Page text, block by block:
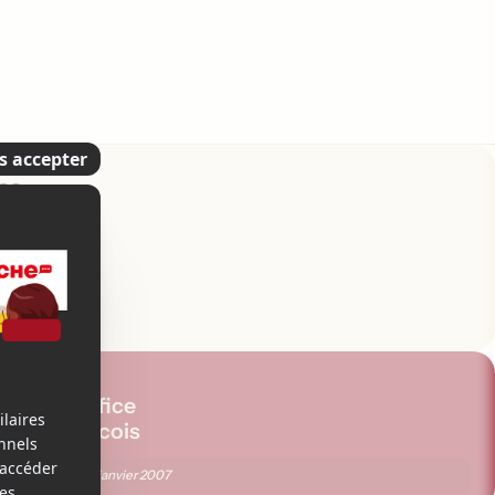
Box-office
Québécois
Semaine du 19 janvier 2007